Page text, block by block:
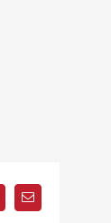
Correo
electrónico